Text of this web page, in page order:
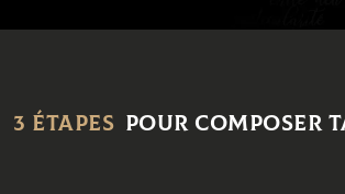
3 étapes pour composer